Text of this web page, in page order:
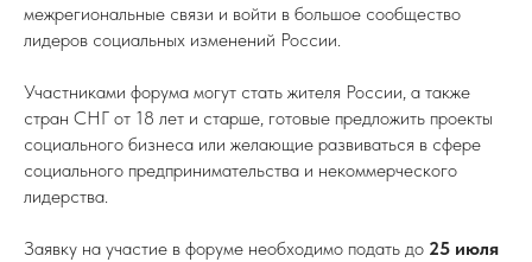
межрегиональные связи и войти в большое сообщество
лидеров социальных изменений России.
Участниками форума могут стать жителя России, а также
стран СНГ от 18 лет и старше, готовые предложить проекты
социального бизнеса или желающие развиваться в сфере
социального предпринимательства и некоммерческого
лидерства.
Заявку на участие в форуме необходимо подать до 25 июля